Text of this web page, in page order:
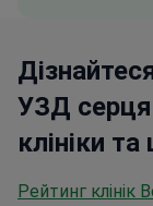
УЗД серця
клініки та
Рейтинг клінік